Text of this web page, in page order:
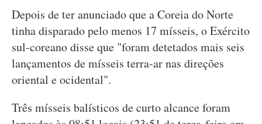
Depois de ter anunciado que a Coreia do Norte
tinha disparado pelo menos 17 mísseis, o Exército
sul-coreano disse que "foram detetados mais seis
lançamentos de mísseis terra-ar nas direções
oriental e ocidental".
Três mísseis balísticos de curto alcance foram